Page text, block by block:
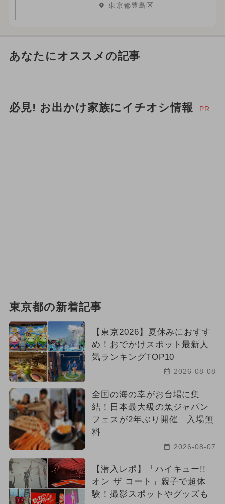
東京都豊島区
あなたにオススメの記事
必見! お出かけ家族にイチオシ情報 PR
東京都の新着記事
【東京2026】夏休みにおすす
め！おでかけスポット最新人
気ランキングTOP10
2026-08-08
全国の海の幸がお台場に集
結！日本最大級の魚ジャパン
フェスが2年ぶり開催 入場無
料
2026-08-07
【潜入レポ】「ハイキュー!!
オン ザ コート」親子で超体
験！撮影スポットやグッズも